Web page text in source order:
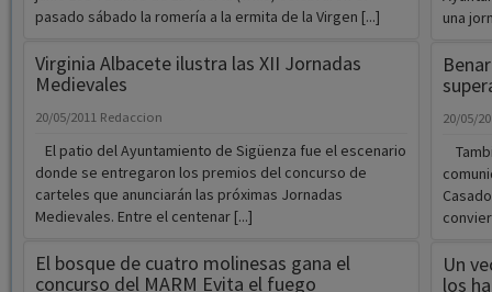
pasado sábado la romería a la ermita de la Virgen [...]
Virginia Albacete ilustra las XII Jornadas
Medievales
20/05/2011 Redaccion
El patio del Ayuntamiento de Sigüenza fue el escenario
donde se entregaron los premios del concurso de
carteles que anunciarán las próximas Jornadas
Medievales. Entre el centenar [...]
El bosque de cuatro molinesas gana el
concurso del MARM Evita el fuego
una
20/05/
Un
los